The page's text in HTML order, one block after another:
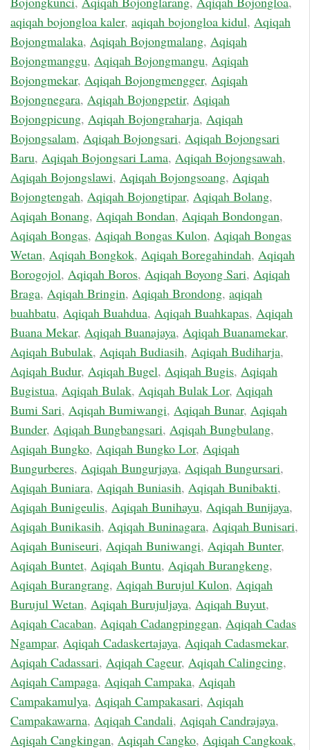
aqiqah bojongloa kaler, aqiqah bojongloa kidul, Aqiqah
Bojongmalaka, Aqiqah Bojongmalang, Aqiqah
Bojongmanggu, Aqiqah Bojongmangu, Aqiqah
Bojongmekar, Aqiqah Bojongmengger, Aqiqah
Bojongnegara, Aqiqah Bojongpetir, Aqiqah
Bojongpicung, Aqiqah Bojongraharja, Aqiqah
Bojongsalam, Aqiqah Bojongsari, Aqiqah Bojongsari
Baru, Aqiqah Bojongsari Lama, Aqiqah Bojongsawah,
Aqiqah Bojongslawi, Aqiqah Bojongsoang, Aqiqah
Bojongtengah, Aqiqah Bojongtipar, Aqiqah Bolang,
Aqiqah Bonang, Aqiqah Bondan, Aqiqah Bondongan,
Aqiqah Bongas, Aqiqah Bongas Kulon, Aqiqah Bongas
Wetan, Aqiqah Bongkok, Aqiqah Boregahindah, Aqiqah
Borogojol, Aqiqah Boros, Aqiqah Boyong Sari, Aqiqah
Braga, Aqiqah Bringin, Aqiqah Brondong, aqiqah
buahbatu, Aqiqah Buahdua, Aqiqah Buahkapas, Aqiqah
Buana Mekar, Aqiqah Buanajaya, Aqiqah Buanamekar,
Aqiqah Bubulak, Aqiqah Budiasih, Aqiqah Budiharja,
Aqiqah Budur, Aqiqah Bugel, Aqiqah Bugis, Aqiqah
Bugistua, Aqiqah Bulak, Aqiqah Bulak Lor, Aqiqah
Bumi Sari, Aqiqah Bumiwangi, Aqiqah Bunar, Aqiqah
Bunder, Aqiqah Bungbangsari, Aqiqah Bungbulang,
Aqiqah Bungko, Aqiqah Bungko Lor, Aqiqah
Bungurberes, Aqiqah Bungurjaya, Aqiqah Bungursari,
Aqiqah Buniara, Aqiqah Buniasih, Aqiqah Bunibakti,
Aqiqah Bunigeulis, Aqiqah Bunihayu, Aqiqah Bunijaya,
Aqiqah Bunikasih, Aqiqah Buninagara, Aqiqah Bunisari,
Aqiqah Buniseuri, Aqiqah Buniwangi, Aqiqah Bunter,
Aqiqah Buntet, Aqiqah Buntu, Aqiqah Burangkeng,
Aqiqah Burangrang, Aqiqah Burujul Kulon, Aqiqah
Burujul Wetan, Aqiqah Burujuljaya, Aqiqah Buyut,
Aqiqah Cacaban, Aqiqah Cadangpinggan, Aqiqah Cadas
Ngampar, Aqiqah Cadaskertajaya, Aqiqah Cadasmekar,
Aqiqah Cadassari, Aqiqah Cageur, Aqiqah Calingcing,
Aqiqah Campaga, Aqiqah Campaka, Aqiqah
Campakamulya, Aqiqah Campakasari, Aqiqah
Campakawarna, Aqiqah Candali, Aqiqah Candrajaya,
Aqiqah Cangkingan, Aqiqah Cangko, Aqiqah Cangkoak,